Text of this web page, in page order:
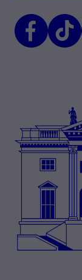
FacebookTikTok